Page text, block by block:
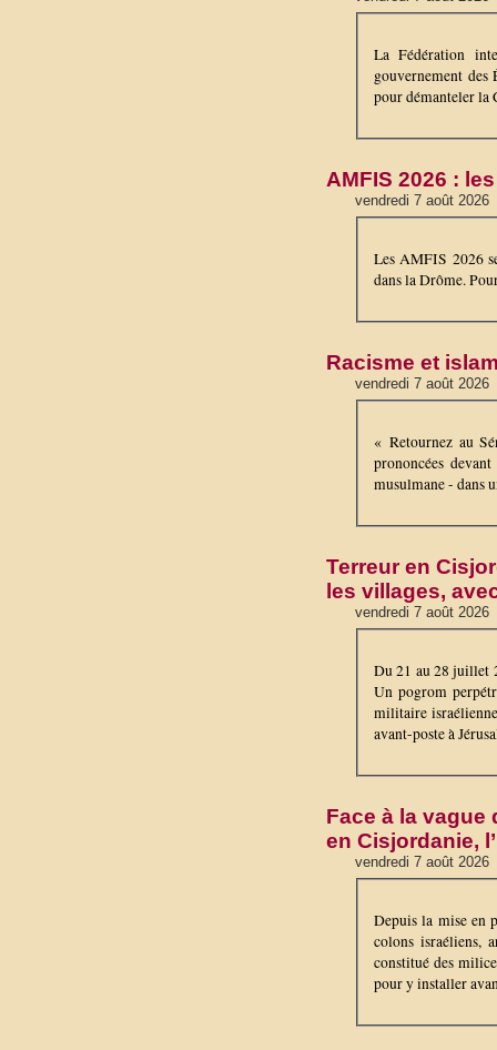
La Fédération
gouvernement
pour démanteler la
AMFIS 2026 :
vendredi 7 août 2026
Les AMFIS 2026
dans la Drôme.
Racisme et
vendredi 7 août 2026
« Retournez au
prononcées
musulmane - dans
Terreur en
les villages,
vendredi 7 août 2026
Du 21 au 28 juillet
Un pogrom
militaire
avant-poste à
Face à la vague
en Cisjordanie,
vendredi 7 août 2026
Depuis la mise en
colons israéliens,
constitué des
pour y installer